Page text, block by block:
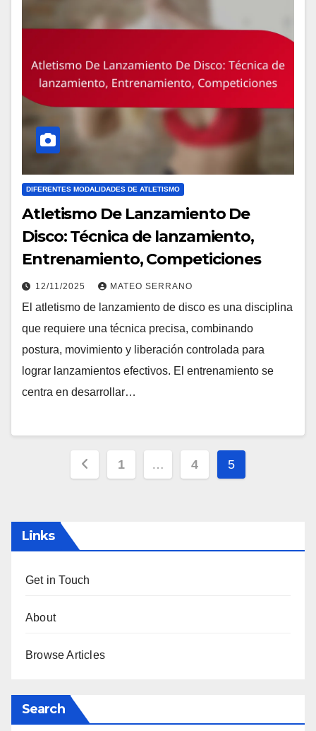
DIFERENTES MODALIDADES DE ATLETISMO
Atletismo De Lanzamiento De
Disco: Técnica de lanzamiento,
Entrenamiento, Competiciones
12/11/2025 MATEO SERRANO
El atletismo de lanzamiento de disco es una disciplina
que requiere una técnica precisa, combinando
postura, movimiento y liberación controlada para
lograr lanzamientos efectivos. El entrenamiento se
centra en desarrollar…
Posts
1 … 4 5
Links
Get in Touch
About
Browse Articles
Search